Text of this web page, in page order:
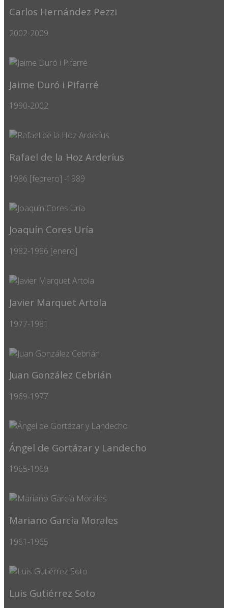
Carlos Hernández Pezzi
2002-2009
Jaime Duró i Pifarré
1990-2002
Rafael de la Hoz Arderíus
1986 [febrero] -1989
Joaquín Cores Uría
1982-1986 [enero]
Javier Marquet Artola
1977-1981
Juan González Cebrián
1969-1977
Ángel de Gortázar y Landecho
1965-1969
Mariano García Morales
1961-1965
Luis Gutiérrez Soto